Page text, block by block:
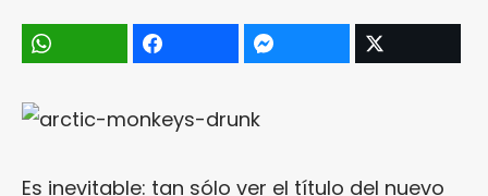
Es inevitable: tan sólo ver el título del nuevo